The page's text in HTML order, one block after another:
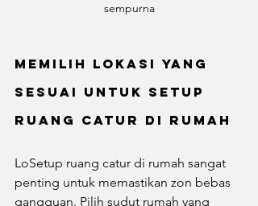
sempurna
Memilih Lokasi yang
Sesuai untuk Setup
ruang catur di rumah
LoSetup ruang catur di rumah sangat
penting untuk memastikan zon bebas
gangguan. Pilih sudut rumah yang